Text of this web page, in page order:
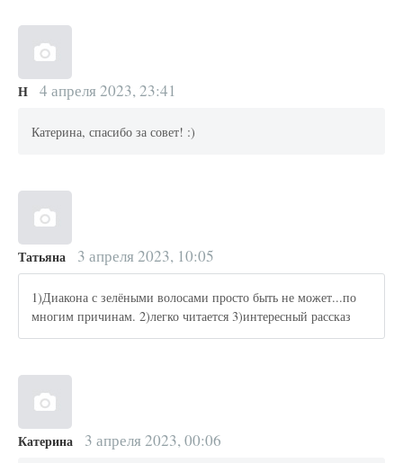
Н 4 апреля 2023, 23:41
Катерина, спасибо за совет! :)
Татьяна 3 апреля 2023, 10:05
1)Диакона с зелёными волосами просто быть не может...по
многим причинам. 2)легко читается 3)интересный рассказ
Катерина 3 апреля 2023, 00:06